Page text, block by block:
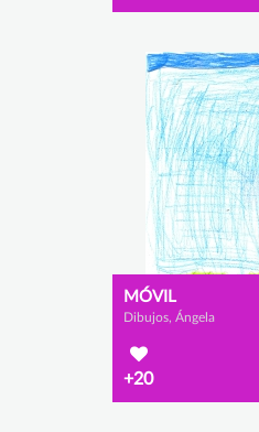
MÓVIL
Dibujos, Ángela
+20